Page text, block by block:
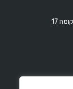
מגדל מילנייה - SOK שדרות הראשונים 23 , בניין צפוני, קומה 17